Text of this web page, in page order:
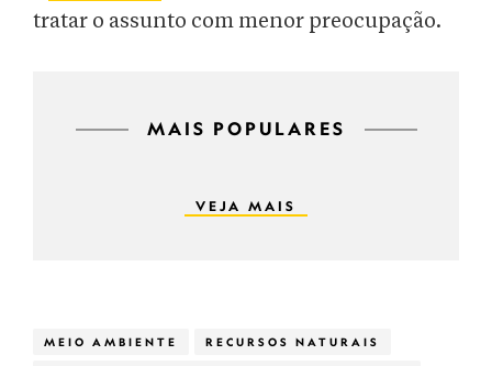
tratar o assunto com menor preocupação.
MAIS POPULARES
VEJA MAIS
MEIO AMBIENTE RECURSOS NATURAIS